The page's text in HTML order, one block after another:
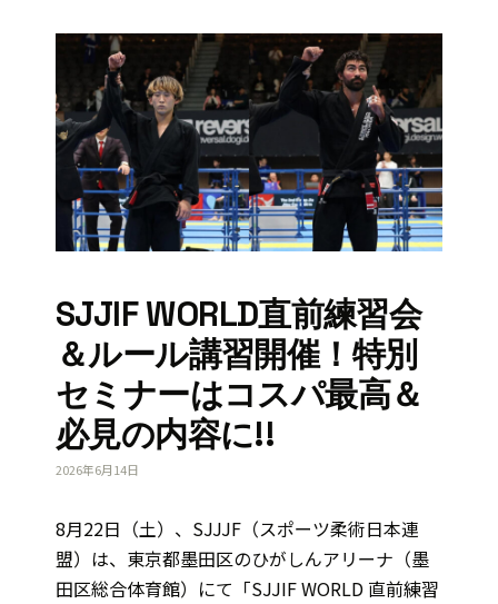
SJJIF WORLD直前練習会
＆ルール講習開催！特別
セミナーはコスパ最高＆
必見の内容に!!
2026年6月14日
8月22日（土）、SJJJF（スポーツ柔術日本連
盟）は、東京都墨田区のひがしんアリーナ（墨
田区総合体育館）にて「SJJIF WORLD 直前練習